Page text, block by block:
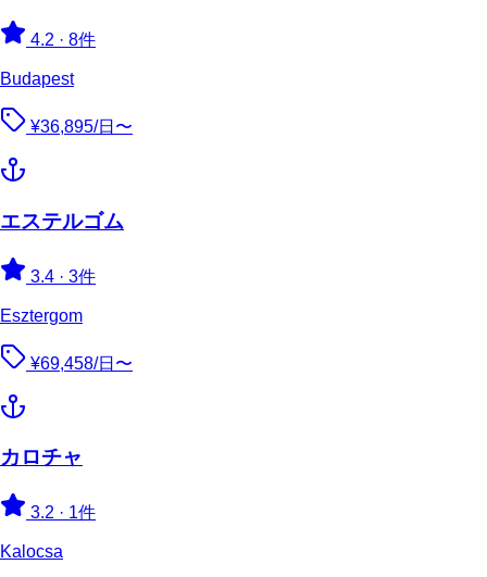
4.2 · 8件
Budapest
¥36,895/日〜
エステルゴム
3.4 · 3件
Esztergom
¥69,458/日〜
カロチャ
3.2 · 1件
Kalocsa